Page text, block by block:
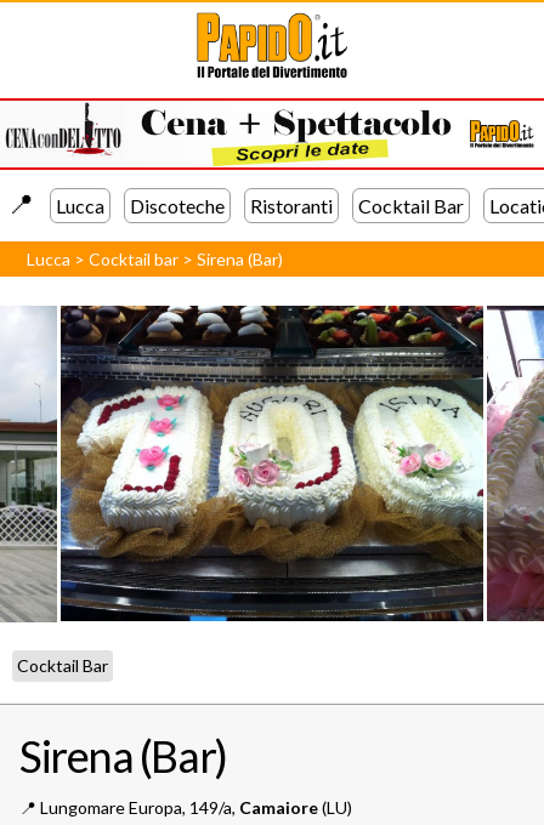
📍️ Lucca Discoteche Ristoranti Cocktail Bar
Lucca >Cocktail bar >Sirena (Bar)
Cocktail Bar
Sirena (Bar)
📍️ Lungomare Europa, 149/a, Camaiore(LU)